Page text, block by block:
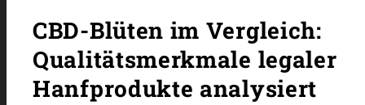
CBD-Blüten im Vergleich:
Qualitätsmerkmale legaler
Hanfprodukte analysiert